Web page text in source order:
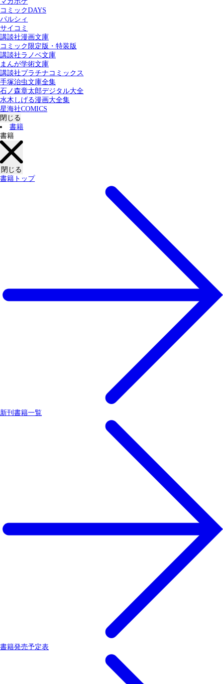
コミックDAYS
パルシィ
サイコミ
講談社漫画文庫
コミック限定版・特装版
講談社ラノベ文庫
まんが学術文庫
講談社プラチナコミックス
手塚治虫文庫全集
石ノ森章太郎デジタル大全
水木しげる漫画大全集
星海社COMICS
閉じる
書籍
書籍
閉じる
書籍トップ
新刊書籍一覧
書籍発売予定表
カテゴリー：
すべての記事